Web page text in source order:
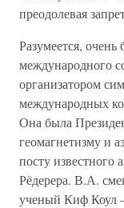
преодолевая
Разумеется,
международного
организатором
международных
Она была
геомагнетизму и
посту известного
Рёдерера. В.А.
ученый Киф Коул